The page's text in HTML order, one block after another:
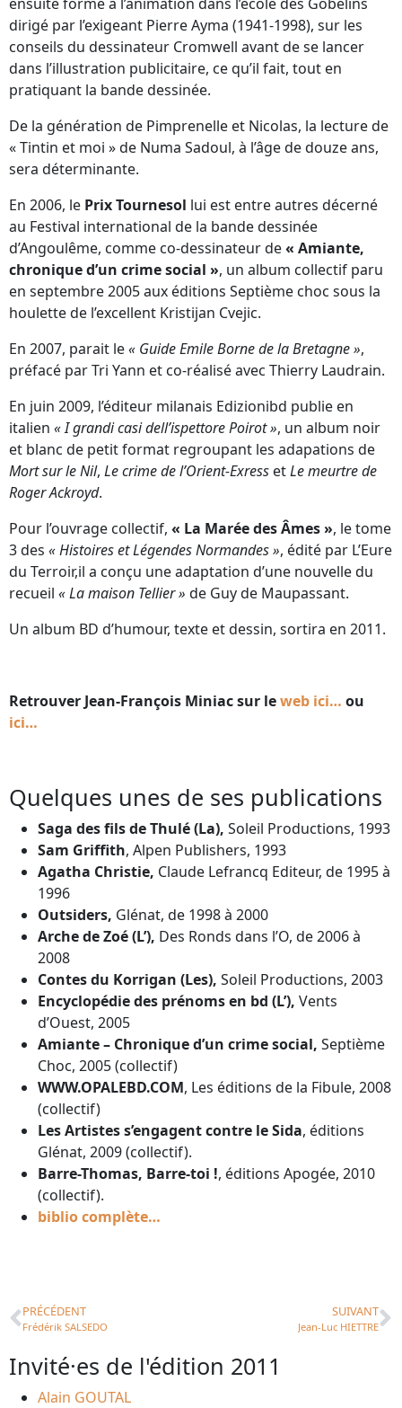
dirigé par l’exigeant Pierre Ayma (1941-1998), sur les
conseils du dessinateur Cromwell avant de se lancer
dans l’illustration publicitaire, ce qu’il fait, tout en
pratiquant la bande dessinée.
De la génération de Pimprenelle et Nicolas, la lecture de
« Tintin et moi » de Numa Sadoul, à l’âge de douze ans,
sera déterminante.
En 2006, le Prix Tournesol lui est entre autres décerné
au Festival international de la bande dessinée
d’Angoulême, comme co-dessinateur de« Amiante,
chronique d’un crime social », un album collectif paru
en septembre 2005 aux éditions Septième choc sous la
houlette de l’excellent Kristijan Cvejic.
En 2007, parait le« Guide Emile Borne de la Bretagne »,
préfacé par Tri Yann et co-réalisé avec Thierry Laudrain.
En juin 2009, l’éditeur milanais Edizionibd publie en
italien « I grandi casi dell’ispettore Poirot », un album noir
et blanc de petit format regroupant les adapations de
Mort sur le Nil, Le crime de l’Orient-Exress etLe meurtre de
Roger Ackroyd.
Pour l’ouvrage collectif, « La Marée des Âmes », le tome
3 des « Histoires et Légendes Normandes », édité par L’Eure
du Terroir,il a conçu une adaptation d’une nouvelle du
recueil « La maison Tellier » de Guy de Maupassant.
Un album BD d’humour, texte et dessin, sortira en 2011.
Retrouver Jean-François Miniac sur leweb ici… ou
ici…
Quelques unes de ses publications
Saga des fils de Thulé (La), Soleil Productions, 1993
Sam Griffith, Alpen Publishers, 1993
Agatha Christie, Claude Lefrancq Editeur, de 1995 à
1996
Outsiders, Glénat, de 1998 à 2000
Arche de Zoé (L’), Des Ronds dans l’O, de 2006 à
2008
Contes du Korrigan (Les), Soleil Productions, 2003
Encyclopédie des prénoms en bd (L’), Vents
d’Ouest, 2005
Amiante – Chronique d’un crime social, Septième
Choc, 2005 (collectif)
WWW.OPALEBD.COM, Les éditions de la Fibule, 2008
(collectif)
Les Artistes s’engagent contre le Sida, éditions
Glénat, 2009 (collectif).
Barre-Thomas, Barre-toi !, éditions Apogée, 2010
(collectif).
biblio complète…
PRÉCÉDENT
Frédérik SALSEDO
SUIVANT
Jean-Luc HIETTRE
Invité·es de l'édition 2011
Alain GOUTAL